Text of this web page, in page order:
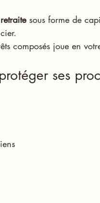
sous forme de
composés joue en
ses